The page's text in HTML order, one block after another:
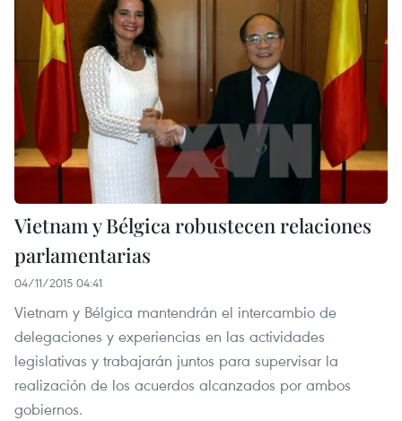
Vietnam y Bélgica robustecen relaciones
parlamentarias
04/11/2015 04:41
Vietnam y Bélgica mantendrán el intercambio de
delegaciones y experiencias en las actividades
legislativas y trabajarán juntos para supervisar la
realización de los acuerdos alcanzados por ambos
gobiernos.